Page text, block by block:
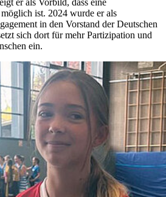
ist. 2024 wurde er als
in den Vorstand der Deutschen
sich dort für mehr Partizipation und
ein.